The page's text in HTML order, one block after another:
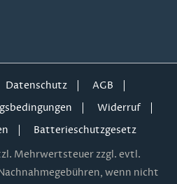
Datenschutz
AGB
Widerruf
Batterieschutzgesetz
Mehrwertsteuer zzgl. evtl.
wenn nicht